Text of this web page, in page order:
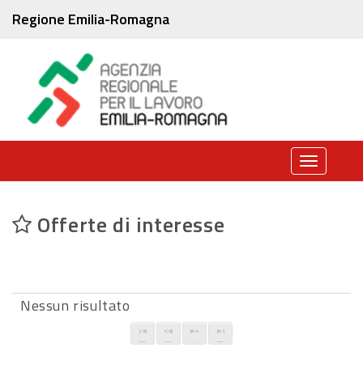
Regione Emilia-Romagna
Toggle
Offerte di interesse
Nessun risultato